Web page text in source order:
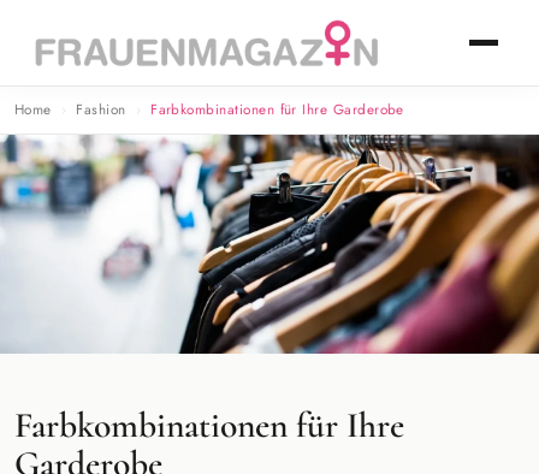
Home Fashion Farbkombinationen für Ihre Garderobe
Farbkombinationen für Ihre
Garderobe